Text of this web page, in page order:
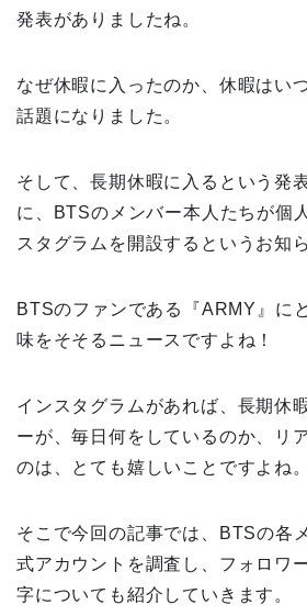
発表がありましたね。
なぜ休暇に入ったのか、休暇はい
話題になりました。
そして、長期休暇に入るという発
に、BTSのメンバー本人たちが個
スタグラムを開設するというお知
BTSのファンである『ARMY』に
味をそそるニュースですよね！
インスタグラムがあれば、長期休
ーが、毎日何をしているのか、リ
のは、とても嬉しいことですよね。
そこで今回の記事では、BTSの各
式アカウントを調査し、フォロワ
字についても紹介していきます。